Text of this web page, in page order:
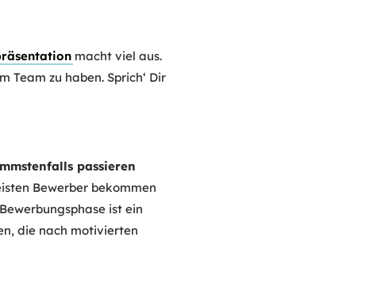
macht viel aus.
Team zu haben. Sprich‘ Dir
passieren
Bewerber bekommen
ist ein
die nach motivierten